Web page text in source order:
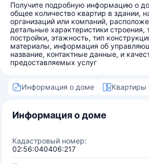
Получите подробную информацию о
общее количество квартир в здании,
организаций или компаний,
детальные характеристики строения,
постройки, этажность, тип
материалы, информация об
название, контактные данные, и
предоставляемых услуг
Информация о доме Квартиры
Информация о доме
Кадастровый номер:
02:56:040406:217